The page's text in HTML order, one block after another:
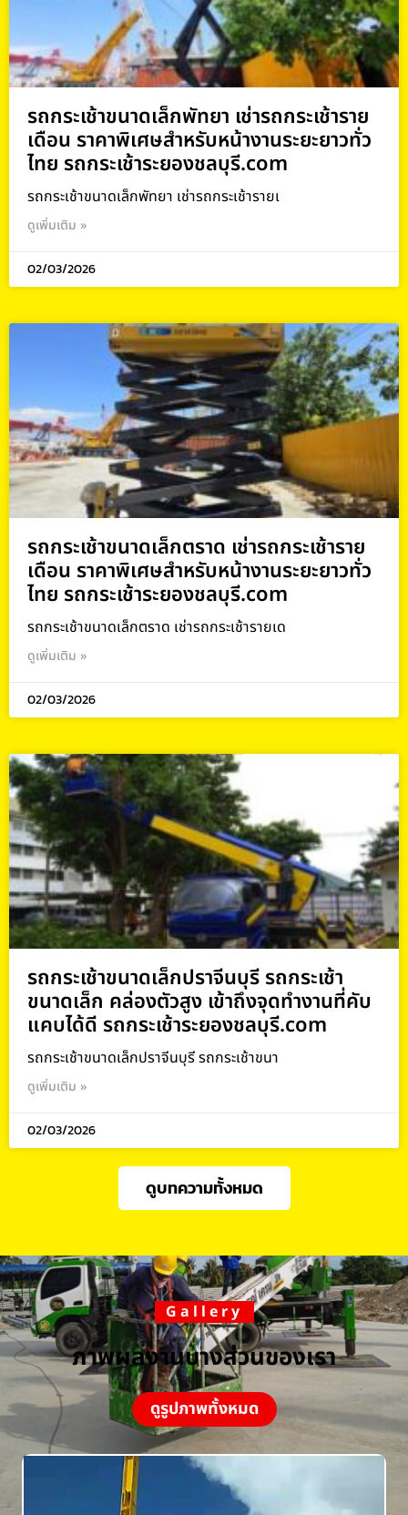
รถกระเช้าขนาดเล็กพัทยา เช่ารถกระเช้าราย
เดือน ราคาพิเศษสำหรับหน้างานระยะยาวทั่ว
ไทย รถกระเช้าระยองชลบุรี.com
รถกระเช้าขนาดเล็กพัทยา เช่ารถกระเช้ารายเ
ดูเพิ่มเติม »
02/03/2026
รถกระเช้าขนาดเล็กตราด เช่ารถกระเช้าราย
เดือน ราคาพิเศษสำหรับหน้างานระยะยาวทั่ว
ไทย รถกระเช้าระยองชลบุรี.com
รถกระเช้าขนาดเล็กตราด เช่ารถกระเช้ารายเด
ดูเพิ่มเติม »
02/03/2026
รถกระเช้าขนาดเล็กปราจีนบุรี รถกระเช้า
ขนาดเล็ก คล่องตัวสูง เข้าถึงจุดทำงานที่คับ
แคบได้ดี รถกระเช้าระยองชลบุรี.com
รถกระเช้าขนาดเล็กปราจีนบุรี รถกระเช้าขนา
ดูเพิ่มเติม »
02/03/2026
ดูบทความทั้งหมด
Gallery
ภาพผลงานบางส่วนของเรา
ดูรูปภาพทั้งหมด